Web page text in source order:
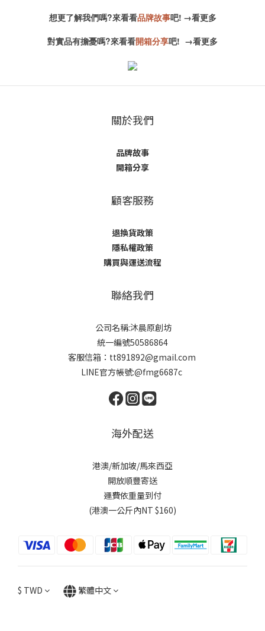
想更了解我們嗎?來看看品牌故事吧! →看更多
對實品有擔憂嗎?來看看開箱分享吧! →看更多
關於我們
品牌故事
開箱分享
顧客服務
退換貨政策
隱私權政策
購買與運送流程
聯絡我們
公司名稱:沐晨原創坊
統一編號50586864
客服信箱：tt891892@gmail.com
LINE官方帳號:@fmg6687c
海外配送
港澳/新加坡/馬來西亞
開放順豐寄送
運費依重量到付
(港澳一公斤內NT $160)
$ TWD 繁體中文